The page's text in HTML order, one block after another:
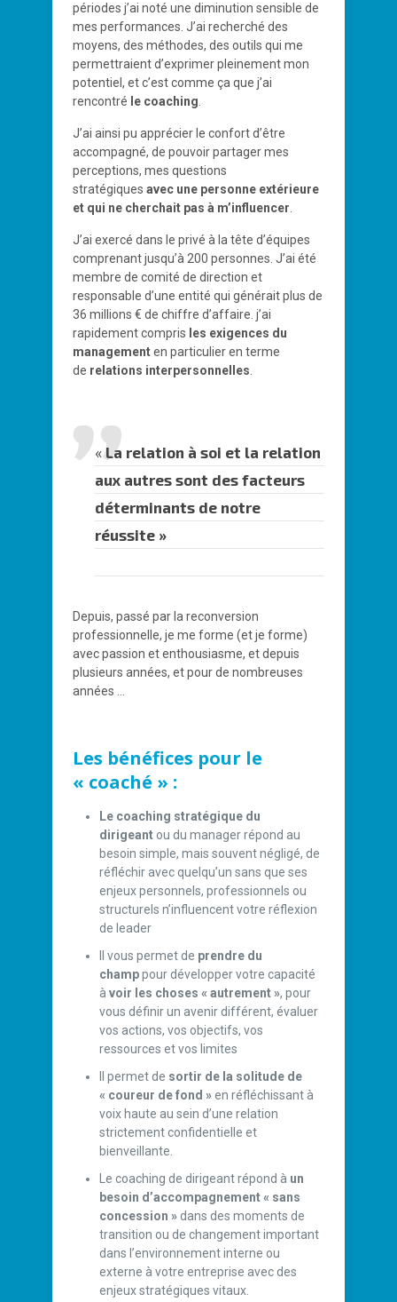
périodes j’ai noté une diminution sensible de
mes performances. J’ai recherché des
moyens, des méthodes, des outils qui me
permettraient d’exprimer pleinement mon
potentiel, et c’est comme ça que j’ai
rencontré le coaching
J’ai ainsi pu apprécier le confort d’être
accompagné, de pouvoir partager mes
perceptions, mes questions
stratégiques avec une personne extérieure
et qui ne cherchait pas à m’influencer
J’ai exercé dans le privé à la tête d’équipes
comprenant jusqu’à 200 personnes. J’ai été
membre de comité de direction et
responsable d’une entité qui générait plus de
36 millions € de chiffre d’affaire. j’ai
rapidement compris les exigences du
managementen particulier en terme
de relations interpersonnelles
«La relation à soi et la relation
aux autres sont des facteurs
déterminants de notre
réussite »
Depuis, passé par la reconversion
professionnelle, je me forme (et je forme)
avec passion et enthousiasme, et depuis
plusieurs années, et pour de nombreuses
années …
Les bénéfices pour le
« coaché » :
Le coaching stratégique du
dirigeantou du manager répond au
besoin simple, mais souvent négligé, de
réfléchir avec quelqu’un sans que ses
enjeux personnels, professionnels ou
structurels n’influencent votre réflexion
de leader
Il vous permet de prendre du
champpour développer votre capacité
à voir les choses « autrement », pour
vous définir un avenir différent, évaluer
vos actions, vos objectifs, vos
ressources et vos limites
Il permet de sortir de la solitude de
« coureur de fond »en réfléchissant à
voix haute au sein d’une relation
strictement confidentielle et
bienveillante.
Le coaching de dirigeant répond à un
besoin d’accompagnement « sans
concession »dans des moments de
transition ou de changement important
dans l’environnement interne ou
externe à votre entreprise avec des
enjeux stratégiques vitaux.